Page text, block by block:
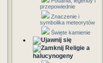
przepowiednie
Znaczenie i
symbolika meteorytów
Święte kamienie
Religie a
halucynogeny